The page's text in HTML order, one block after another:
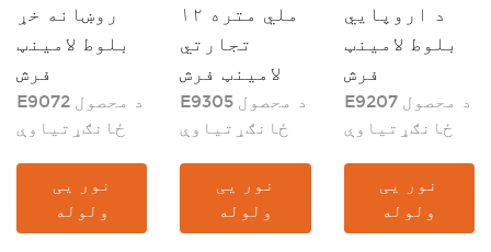
روښانه خړ
بلوط لامینټ
فرش
E9072 د محصول
ځانګړتیاوې
نور یی
ولوله
۱۲ ملي متره
تجارتي
لامینټ فرش
E9305 د محصول
ځانګړتیاوې
نور یی
ولوله
د اروپايي
بلوط لامینټ
فرش
E9207 د محصول
ځانګړتیاوې
نور یی
ولوله